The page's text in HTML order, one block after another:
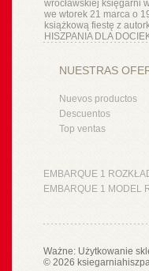
wrocławskiej księgarni
we wtorek 21 marca o
książkową fiestę z
HISZPANIA DLA
NUESTRAS
Nuevos productos
Descuentos
Top ventas
EMBARQUE 1
EMBARQUE 1 MODEL
Ważne: Użytkowanie
© 2026